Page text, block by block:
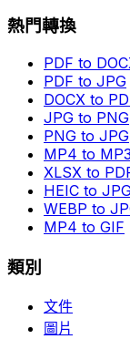
熱門轉換
PDF to
PDF to JPG
DOCX to
JPG to PNG
PNG to JPG
MP4 to MP3
XLSX to
HEIC to
WEBP to
MP4 to GIF
類別
文件
圖片